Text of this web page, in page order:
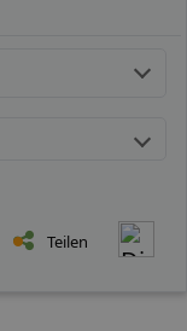
Teilen